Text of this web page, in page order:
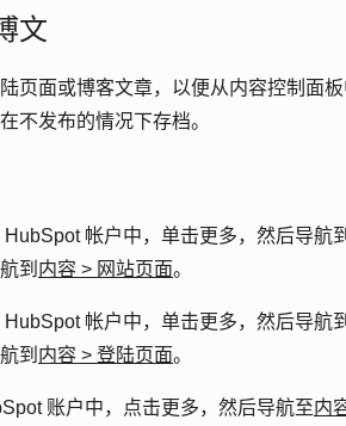
文
页面或博客文章，以便从内容控制面
不发布的情况下存档。
HubSpot 帐户中，单击更多，然后导航到
到 内容 > 网站页面。
HubSpot 帐户中，单击更多，然后导航到
到 内容 > 登陆页面。
账户中，点击更多，然后导航至内